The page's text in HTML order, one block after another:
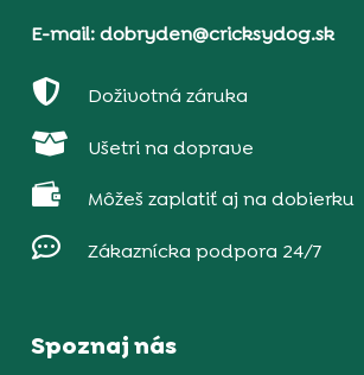
E-mail: dobryden@cricksydog.sk
 Doživotná záruka
 Ušetri na doprave
 Môžeš zaplatiť aj na dobierku
 Zákaznícka podpora 24/7
Spoznaj nás